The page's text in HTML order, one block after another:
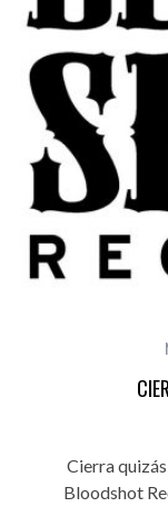
Cierra
Bloodshot